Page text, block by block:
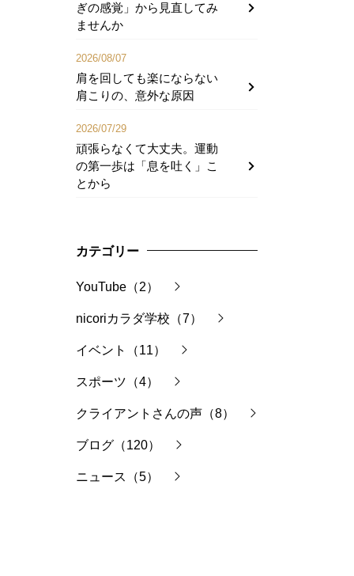
ぎの感覚」から見直してみ
ませんか
2026/08/07
肩を回しても楽にならない
肩こりの、意外な原因
2026/07/29
頑張らなくて大丈夫。運動
の第一歩は「息を吐く」こ
とから
カテゴリー
YouTube（2）
nicoriカラダ学校（7）
イベント（11）
スポーツ（4）
クライアントさんの声（8）
ブログ（120）
ニュース（5）